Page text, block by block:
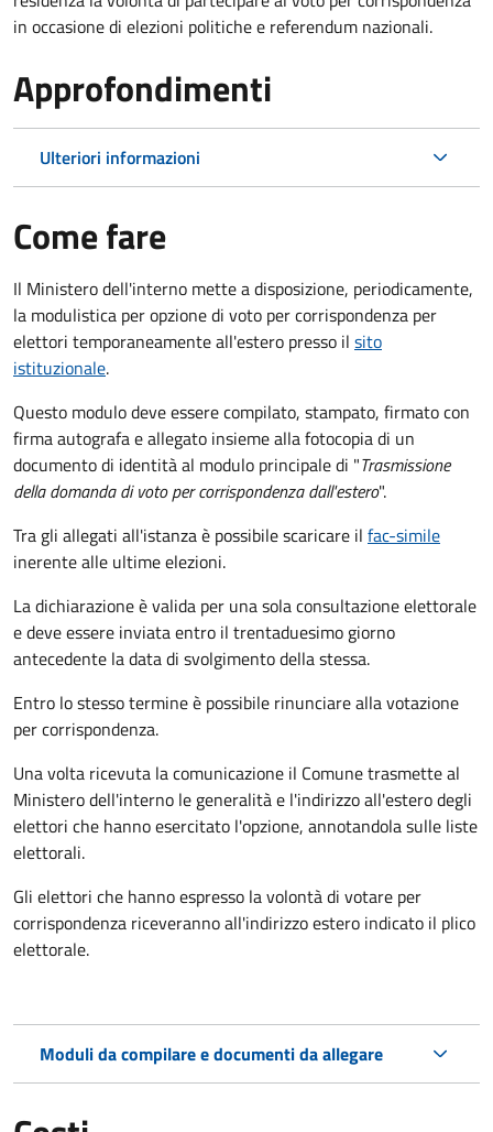
in occasione di elezioni politiche e referendum nazionali.
Approfondimenti
Ulteriori informazioni
Come fare
Il Ministero dell'interno mette a disposizione, periodicamente,
la modulistica per opzione di voto per corrispondenza per
elettori temporaneamente all'estero presso il sito
istituzionale.
Questo modulo deve essere compilato, stampato, firmato con
firma autografa e allegato insieme alla fotocopia di un
documento di identità al modulo principale di "Trasmissione
della domanda di voto per corrispondenza dall'estero".
Tra gli allegati all'istanza è possibile scaricare il fac-simile
inerente alle ultime elezioni.
La dichiarazione è valida per una sola consultazione elettorale
e deve essere inviata entro il trentaduesimo giorno
antecedente la data di svolgimento della stessa.
Entro lo stesso termine è possibile rinunciare alla votazione
per corrispondenza.
Una volta ricevuta la comunicazione il Comune trasmette al
Ministero dell'interno le generalità e l'indirizzo all'estero degli
elettori che hanno esercitato l'opzione, annotandola sulle liste
elettorali.
Gli elettori che hanno espresso la volontà di votare per
corrispondenza riceveranno all'indirizzo estero indicato il plico
elettorale.
Moduli da compilare e documenti da allegare